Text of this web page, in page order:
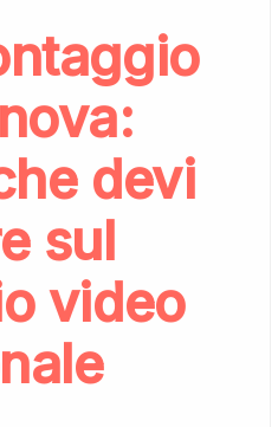
devi
sul
video